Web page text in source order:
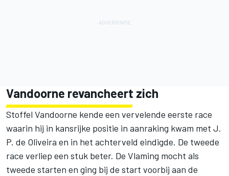
Vandoorne revancheert zich
Stoffel Vandoorne kende een vervelende eerste race
waarin hij in kansrijke positie in aanraking kwam met J.
P. de Oliveira en in het achterveld eindigde. De tweede
race verliep een stuk beter. De Vlaming mocht als
tweede starten en ging bij de start voorbij aan de